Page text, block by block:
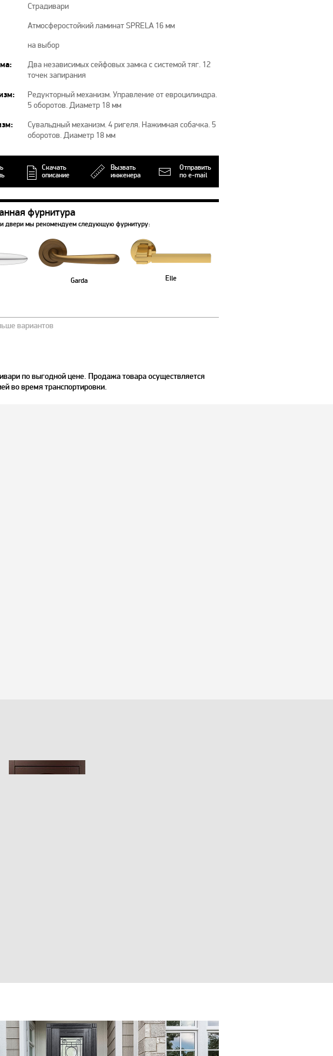
Страдивари
Атмосферостойкий ламинат SPRELA 16 мм
на выбор
Два независимых сейфовых замка с системой тяг. 12
точек запирания
Редукторный механизм. Управление от евроцилиндра.
5 оборотов. Диаметр 18 мм
Сувальдный механизм. 4 ригеля. Нажимная собачка. 5
оборотов. Диаметр 18 мм
Скачать
описание
Вызвать
инженера
Отправить
по e-mail
фурнитура
двери мы рекомендуем следующую фурнитуру:
Garda Elle
вариантов
по выгодной цене. Продажа товара осуществляется
во время транспортировки.